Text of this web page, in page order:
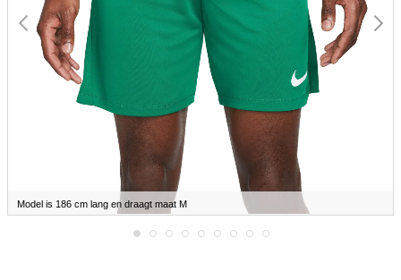
Model is 186 cm lang en draagt maat M